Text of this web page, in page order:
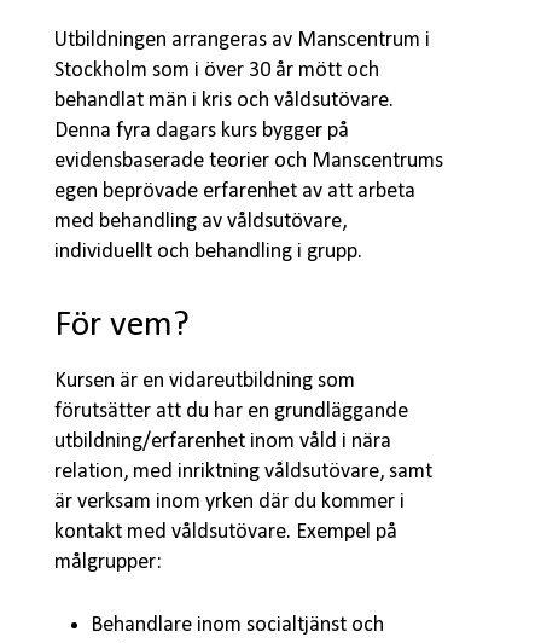
Utbildningen arrangeras av Manscentrum i
Stockholm som i över 30 år mött och
behandlat män i kris och våldsutövare.
Denna fyra dagars kurs bygger på
evidensbaserade teorier och Manscentrums
egen beprövade erfarenhet av att arbeta
med behandling av våldsutövare,
individuellt och behandling i grupp.
För vem?
Kursen är en vidareutbildning som
förutsätter att du har en grundläggande
utbildning/erfarenhet inom våld i nära
relation, med inriktning våldsutövare, samt
är verksam inom yrken där du kommer i
kontakt med våldsutövare. Exempel på
målgrupper:
Behandlare inom socialtjänst och